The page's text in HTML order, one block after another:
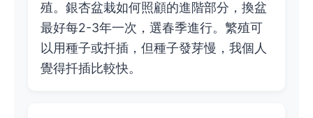
殖。銀杏盆栽如何照顧的進階部分，換盆
最好每2-3年一次，選春季進行。繁殖可
以用種子或扦插，但種子發芽慢，我個人
覺得扦插比較快。